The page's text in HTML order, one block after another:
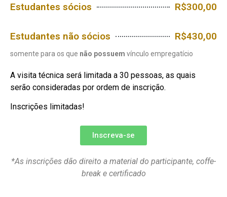
Estudantes sócios R$300,00
Estudantes não sócios R$430,00
somente para os que não possuem vínculo empregatício
A visita técnica será limitada a 30 pessoas, as quais
serão consideradas por ordem de inscrição.
Inscrições limitadas!
Inscreva-se
*As inscrições dão direito a material do participante, coffe-
break e certificado